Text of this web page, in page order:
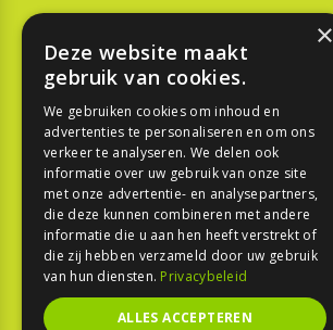
KOOPGIDS
TESTEN
SPORT
REPORTAGE
TOUREN
NIEUWSBRIEF
×
Deze website maakt
gebruik van cookies.
We gebruiken cookies om inhoud en
advertenties te personaliseren en om ons
verkeer te analyseren. We delen ook
informatie over uw gebruik van onze site
met onze advertentie- en analysepartners,
die deze kunnen combineren met andere
informatie die u aan hen heeft verstrekt of
die zij hebben verzameld door uw gebruik
van hun diensten. Privacybeleid
ALLES ACCEPTEREN